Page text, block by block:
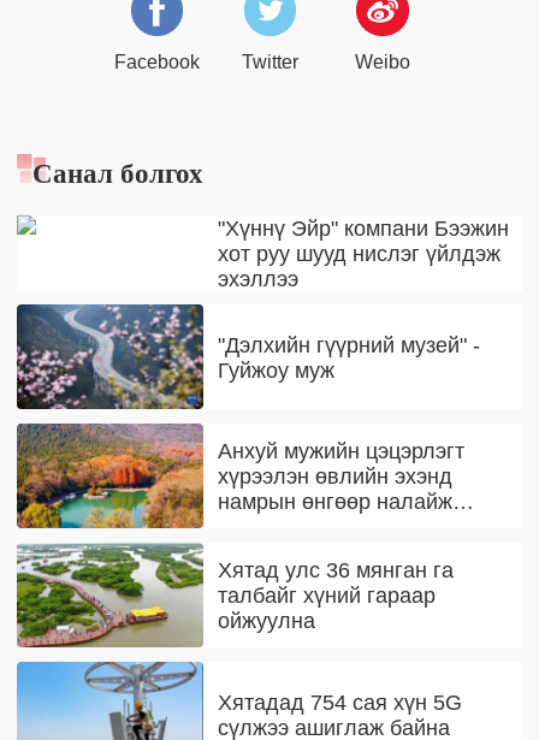
Facebook Twitter Weibo
Санал болгох
"Хүннү Эйр" компани Бээжин
хот руу шууд нислэг үйлдэж
эхэллээ
"Дэлхийн гүүрний музей" -
Гуйжоу муж
Анхуй мужийн цэцэрлэгт
хүрээлэн өвлийн эхэнд
намрын өнгөөр налайж
Хятад улс 36 мянган га
талбайг хүний гараар
ойжуулна
Хятадад 754 сая хүн 5G
сүлжээ ашиглаж байна